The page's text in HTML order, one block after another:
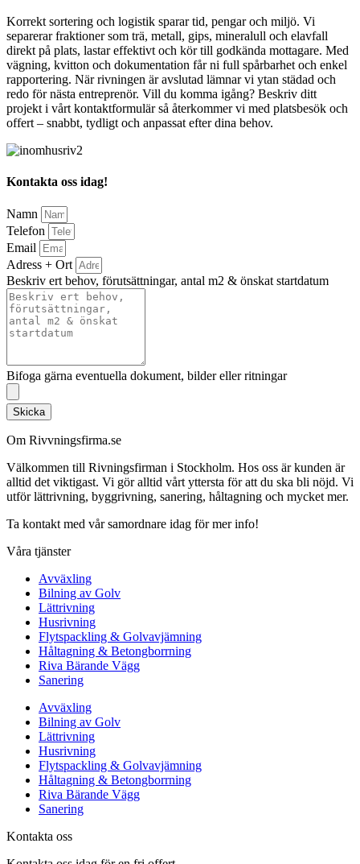
Korrekt sortering och logistik sparar tid, pengar och miljö. Vi
separerar fraktioner som trä, metall, gips, mineralull och elavfall
direkt på plats, lastar effektivt och kör till godkända mottagare. Med
vägning, kvitton och dokumentation får ni full spårbarhet och enkel
rapportering. När rivningen är avslutad lämnar vi ytan städad och
redo för nästa entreprenör. Vill du komma igång? Beskriv ditt
projekt i vårt kontaktformulär så återkommer vi med platsbesök och
offert – snabbt, tydligt och anpassat efter dina behov.
Kontakta oss idag!
Namn
Telefon
Email
Adress + Ort
Beskriv ert behov, förutsättningar, antal m2 & önskat startdatum
Bifoga gärna eventuella dokument, bilder eller ritningar
Skicka
Om Rivvningsfirma.se
Välkommen till Rivningsfirman i Stockholm. Hos oss är kunden är
alltid det viktigast. Vi gör alltid vårt yttersta för att du ska bli nöjd. Vi
utför lättrivning, byggrivning, sanering, håltagning och mycket mer.
Ta kontakt med vår samordnare idag för mer info!
Våra tjänster
Avväxling
Bilning av Golv
Lättrivning
Husrivning
Flytspackling & Golvavjämning
Håltagning & Betongborrning
Riva Bärande Vägg
Sanering
Avväxling
Bilning av Golv
Lättrivning
Husrivning
Flytspackling & Golvavjämning
Håltagning & Betongborrning
Riva Bärande Vägg
Sanering
Kontakta oss